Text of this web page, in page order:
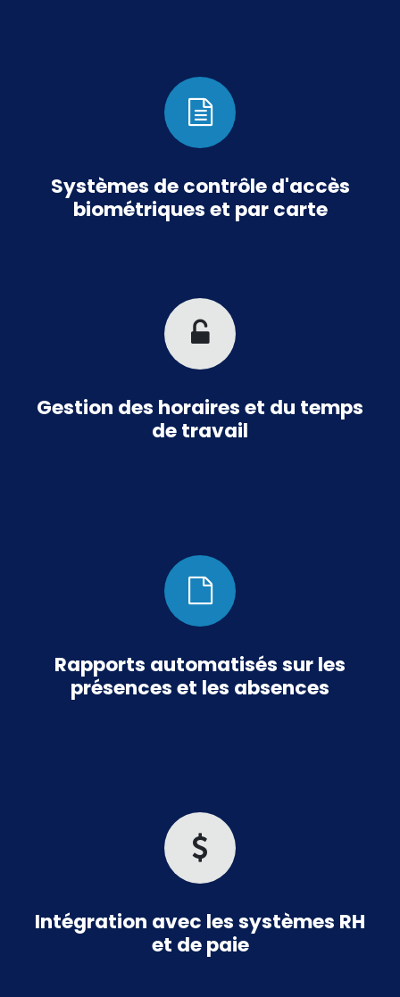
Systèmes de contrôle d'accès
biométriques et par carte
Gestion des horaires et du temps
de travail
Rapports automatisés sur les
présences et les absences
Intégration avec les systèmes RH
et de paie